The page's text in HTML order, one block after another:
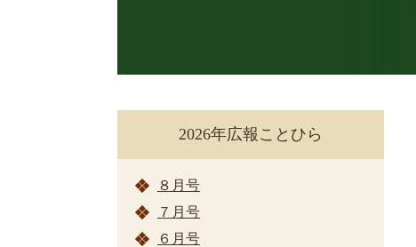
2026年広報ことひら
８月号
７月号
６月号